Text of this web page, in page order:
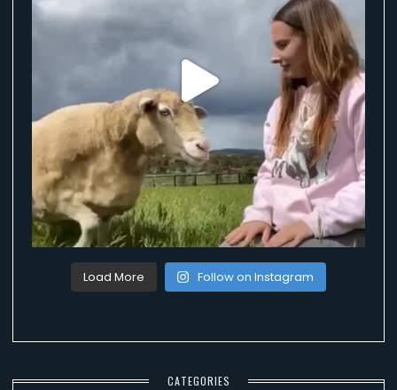
Load More Follow on Instagram
CATEGORIES